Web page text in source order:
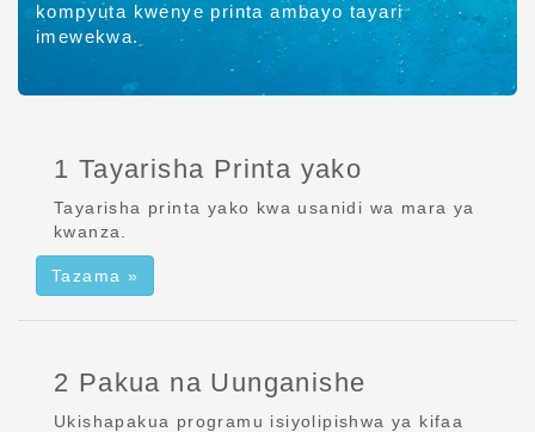
kompyuta kwenye printa ambayo tayari
imewekwa.
1 Tayarisha Printa yako
Tayarisha printa yako kwa usanidi wa mara ya
kwanza.
Tazama »
2 Pakua na Uunganishe
Ukishapakua programu isiyolipishwa ya kifaa